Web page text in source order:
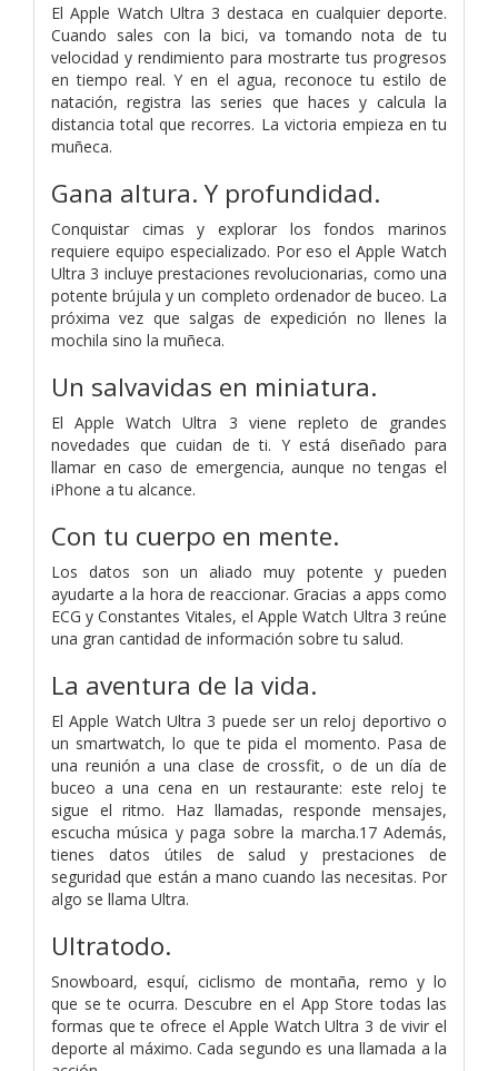
El Apple Watch Ultra 3 destaca en cualquier deporte.
Cuando sales con la bici, va tomando nota de tu
velocidad y rendi­miento para mostrarte tus progresos
en tiempo real. Y en el agua, reconoce tu estilo de
natación, registra las series que haces y calcula la
distancia total que recorres. La victoria empieza en tu
muñeca.
Gana altura. Y profundidad.
Conquistar cimas y explorar los fondos marinos
requiere equipo especializado. Por eso el Apple Watch
Ultra 3 incluye prestaciones revolucionarias, como una
potente brújula y un completo ordenador de buceo. La
próxima vez que salgas de expedición no llenes la
mochila sino la muñeca.
Un salvavidas en miniatura.
El Apple Watch Ultra 3 viene repleto de grandes
novedades que cuidan de ti. Y está diseñado para
llamar en caso de emergencia, aunque no tengas el
iPhone a tu alcance.
Con tu cuerpo en mente.
Los datos son un aliado muy potente y pueden
ayudarte a la hora de reaccionar. Gracias a apps como
ECG y Constantes Vitales, el Apple Watch Ultra 3 reúne
una gran cantidad de información sobre tu salud.
La aventura de la vida.
El Apple Watch Ultra 3 puede ser un reloj deportivo o
un smartwatch, lo que te pida el momento. Pasa de
una reunión a una clase de crossfit, o de un día de
buceo a una cena en un restaurante: este reloj te
sigue el ritmo. Haz llamadas, responde mensajes,
escucha música y paga sobre la marcha.17 Además,
tienes datos útiles de salud y prestaciones de
seguridad que están a mano cuando las necesitas. Por
algo se llama Ultra.
Ultratodo.
Snowboard, esquí, ciclismo de montaña, remo y lo
que se te ocurra. Descubre en el App Store todas las
formas que te ofrece el Apple Watch Ultra 3 de vivir el
deporte al máximo. Cada segundo es una llamada a la